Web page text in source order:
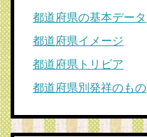
都道府県の基本データ
都道府県イメージ
都道府県トリビア
都道府県別発祥のもの